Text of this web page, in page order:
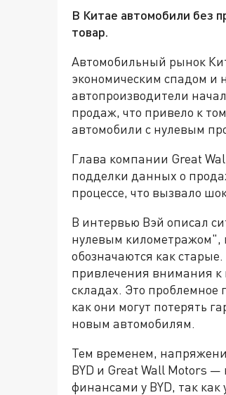
В Китае автомобили без
товар.
Автомобильный рынок
экономическим спадом и
автопроизводители
продаж, что привело к
автомобили с нулевым
Глава компании Great
подделки данных о
процессе, что вызвало
В интервью Вэй описал
нулевым километражом",
обозначаются как
привлечения внимания к
складах. Это проблемное
как они могут потерять
новым автомобилям.
Тем временем,
BYD и Great Wall Motors
финансами у BYD, так